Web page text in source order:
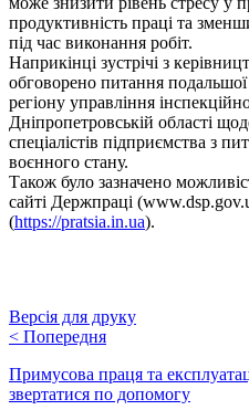
продуктивність праці та
під час виконання робіт.
Наприкінці зустрічі з
обговорено питання подальшої
регіону управління
Дніпропетровській області
спеціалістів підприємства з
воєнного стану.
Також було зазначено
сайті Держпраці
(https://pratsia.in.ua).
Версія для друку
< Попередня
Примусова праця та
звертатися по допомогу